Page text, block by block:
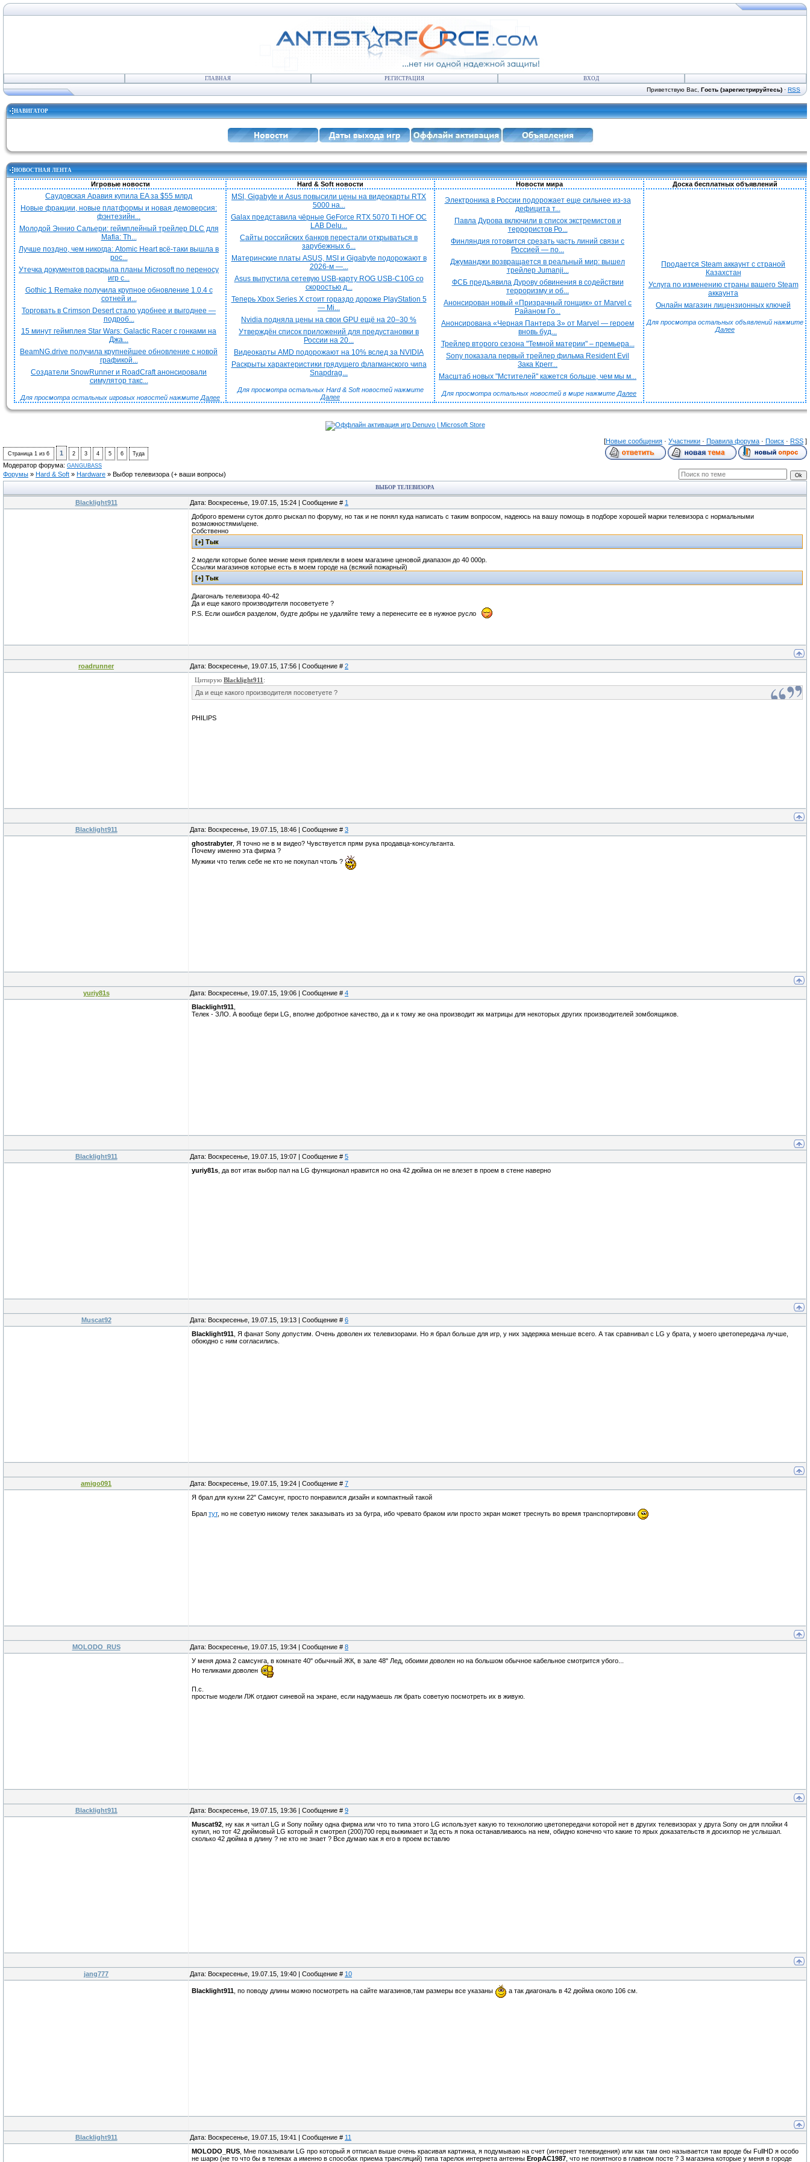
ГЛАВНАЯ РЕГИСТРАЦИЯ ВХОД
Приветствую Вас, Гость (зарегистрируйтесь) · RSS
НАВИГАТОР
НОВОСТНАЯ ЛЕНТА
Игровые новости Hard & Soft новости Новости мира Доска бесплатных объявлений
Саудовская Аравия купила EA за $55 млрд
Новые фракции, новые платформы и новая демоверсия:
фэнтезийн...
Молодой Эннио Сальери: геймплейный трейлер DLC для
Mafia: Th...
Лучше поздно, чем никогда: Atomic Heart всё-таки вышла в
рос...
Утечка документов раскрыла планы Microsoft по переносу
игр с...
Gothic 1 Remake получила крупное обновление 1.0.4 с
сотней и...
Торговать в Crimson Desert стало удобнее и выгоднее —
подроб...
15 минут геймплея Star Wars: Galactic Racer с гонками на
Джа...
BeamNG.drive получила крупнейшее обновление с новой
графикой...
Создатели SnowRunner и RoadCraft анонсировали
симулятор такс...
Для просмотра остальных игровых новостей нажмите Далее
MSI, Gigabyte и Asus повысили цены на видеокарты RTX
5000 на...
Galax представила чёрные GeForce RTX 5070 Ti HOF OC
LAB Delu...
Сайты российских банков перестали открываться в
зарубежных б...
Материнские платы ASUS, MSI и Gigabyte подорожают в
2026-м —...
Asus выпустила сетевую USB-карту ROG USB-C10G со
скоростью д...
Теперь Xbox Series X стоит гораздо дороже PlayStation 5
— Mi...
Nvidia подняла цены на свои GPU ещё на 20–30 %
Утверждён список приложений для предустановки в
России на 20...
Видеокарты AMD подорожают на 10% вслед за NVIDIA
Раскрыты характеристики грядущего флагманского чипа
Snapdrag...
Для просмотра остальных Hard & Soft новостей нажмите
Далее
Электроника в России подорожает еще сильнее из-за
дефицита т...
Павла Дурова включили в список экстремистов и
террористов Ро...
Финляндия готовится срезать часть линий связи с
Россией — по...
Джуманджи возвращается в реальный мир: вышел
трейлер Jumanji...
ФСБ предъявила Дурову обвинения в содействии
терроризму и об...
Анонсирован новый «Призрачный гонщик» от Marvel с
Райаном Го...
Анонсирована «Черная Пантера 3» от Marvel — героем
вновь буд...
Трейлер второго сезона "Темной материи" – премьера...
Sony показала первый трейлер фильма Resident Evil
Зака Крегг...
Масштаб новых "Мстителей" кажется больше, чем мы м...
Для просмотра остальных новостей в мире нажмите Далее
Продается Steam аккаунт с страной
Казахстан
Услуга по изменению страны вашего Steam
аккаунта
Онлайн магазин лицензионных ключей
Для просмотра остальных объявлений нажмите
Далее
[Новые сообщения · Участники · Правила форума · Поиск · RSS ]
Страница 1 из 6 1 2 3 4 5 6 Туда
Модератор форума: GANGUBASS
Форумы » Hard & Soft » Hardware » Выбор телевизора (+ ваши вопросы)
ВЫБОР ТЕЛЕВИЗОРА
Blacklight911 Дата: Воскресенье, 19.07.15, 15:24 | Сообщение # 1
Доброго времени суток долго рыскал по форуму, но так и не понял куда написать с таким вопросом, надеюсь на вашу помощь в подборе хорошей марки телевизора с нормальными
возможностями/цене.
Собственно
2 модели которые более мение меня привлекли в моем магазине ценовой диапазон до 40 000р.
Ссылки магазинов которые есть в моем городе на (всякий пожарный)
Диагональ телевизора 40-42
Да и еще какого производителя посоветуете ?
P.S. Если ошибся разделом, будте добры не удаляйте тему а перенесите ее в нужное русло
roadrunner Дата: Воскресенье, 19.07.15, 17:56 | Сообщение # 2
Цитирую Blacklight911 :
Да и еще какого производителя посоветуете ?
PHILIPS
Blacklight911 Дата: Воскресенье, 19.07.15, 18:46 | Сообщение # 3
ghostrabyter, Я точно не в м видео? Чувствуется прям рука продавца-консультанта.
Почему именно эта фирма ?
Мужики что телик себе не кто не покупал чтоль ?
yuriy81s Дата: Воскресенье, 19.07.15, 19:06 | Сообщение # 4
Blacklight911
Телек - ЗЛО. А вообще бери LG, вполне добротное качество, да и к тому же она производит жк матрицы для некоторых других производителей зомбоящиков.
Blacklight911 Дата: Воскресенье, 19.07.15, 19:07 | Сообщение # 5
yuriy81s , да вот итак выбор пал на LG функционал нравится но она 42 дюйма он не влезет в проем в стене наверно
Muscat92 Дата: Воскресенье, 19.07.15, 19:13 | Сообщение # 6
Blacklight911 , Я фанат Sony допустим. Очень доволен их телевизорами. Но я брал больше для игр, у них задержка меньше всего. А так сравнивал с LG у брата, у моего цветопередача лучше,
обоюдно с ним согласились.
amigo091 Дата: Воскресенье, 19.07.15, 19:24 | Сообщение # 7
Я брал для кухни 22" Самсунг, просто понравился дизайн и компактный такой
Брал тут, но не советую никому телек заказывать из за бугра, ибо чревато браком или просто экран может треснуть во время транспортировки
MOLODO_RUS Дата: Воскресенье, 19.07.15, 19:34 | Сообщение # 8
У меня дома 2 самсунга, в комнате 40" обычный ЖК, в зале 48" Лед, обоими доволен но на большом обычное кабельное смотрится убого...
Но теликами доволен
П.с.
простые модели ЛЖ отдают синевой на экране, если надумаешь лж брать советую посмотреть их в живую.
Blacklight911 Дата: Воскресенье, 19.07.15, 19:36 | Сообщение # 9
Muscat92 , ну как я читал LG и Sony пойму одна фирма или что то типа этого LG использует какую то технологию цветопередачи которой нет в других телевизорах у друга Sony он для плойки 4
купил, но тот 42 дюймовый LG который я смотрел (200)700 герц выжимает и 3д есть я пока останавливаюсь на нем, обидно конечно что какие то ярых доказательств я досихпор не услышал.
сколько 42 дюйма в длину ? не кто не знает ? Все думаю как я его в проем вставлю
jang777 Дата: Воскресенье, 19.07.15, 19:40 | Сообщение # 10
Blacklight911 , по поводу длины можно посмотреть на сайте магазинов,там размеры все указаны а так диагональ в 42 дюйма около 106 см.
Blacklight911 Дата: Воскресенье, 19.07.15, 19:41 | Сообщение # 11
MOLODO_RUS , Мне показывали LG про который я отписал выше очень красивая картинка, я подумываю на счет (интернет телевидения) или как там оно называется там вроде бы FullHD я особо
не шарю (не то что бы в телеках а именно в способах приема трансляций) типа тарелок интернета антенны EropAC1987 , что не понятного в главном посте ? 3 магазина которые у меня в городе